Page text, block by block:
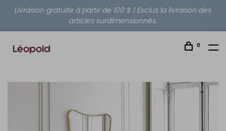
Livraison gratuite à partir de 100 $ | Exclus la livraison des
articles surdimensionnés.
0